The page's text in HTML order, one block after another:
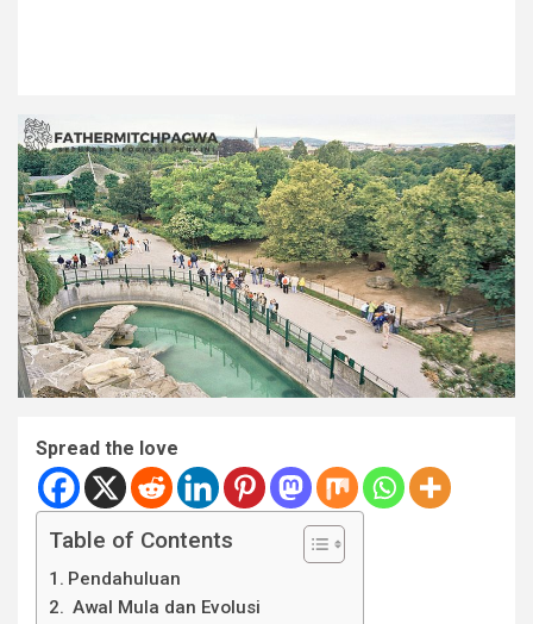
Spread the love
Table of Contents
Pendahuluan
Awal Mula dan Evolusi